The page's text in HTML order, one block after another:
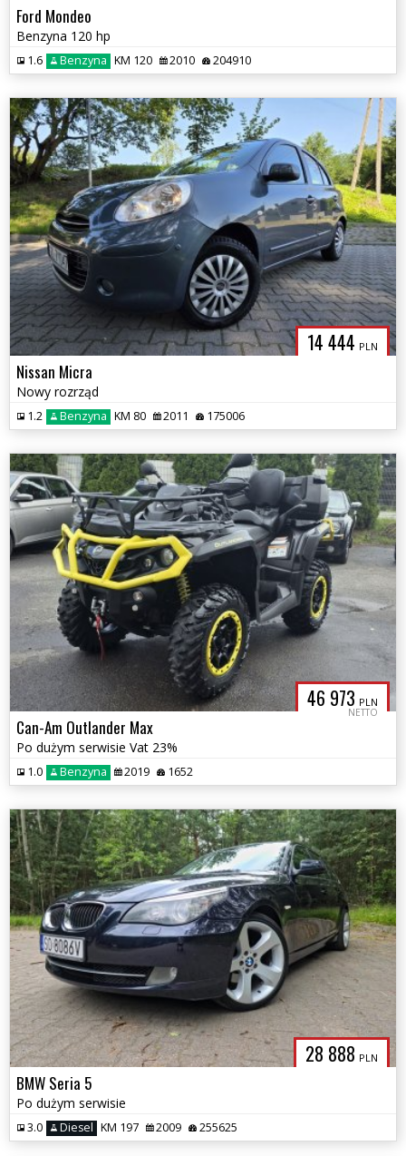
Ford Mondeo
Benzyna 120 hp
1.6 Benzyna KM 120 2010 204910
14 444 PLN
Nissan Micra
Nowy rozrząd
1.2 Benzyna KM 80 2011 175006
46 973 PLN
NETTO
Can-Am Outlander Max
Po dużym serwisie Vat 23%
1.0 Benzyna 2019 1652
28 888 PLN
BMW Seria 5
Po dużym serwisie
3.0 Diesel KM 197 2009 255625